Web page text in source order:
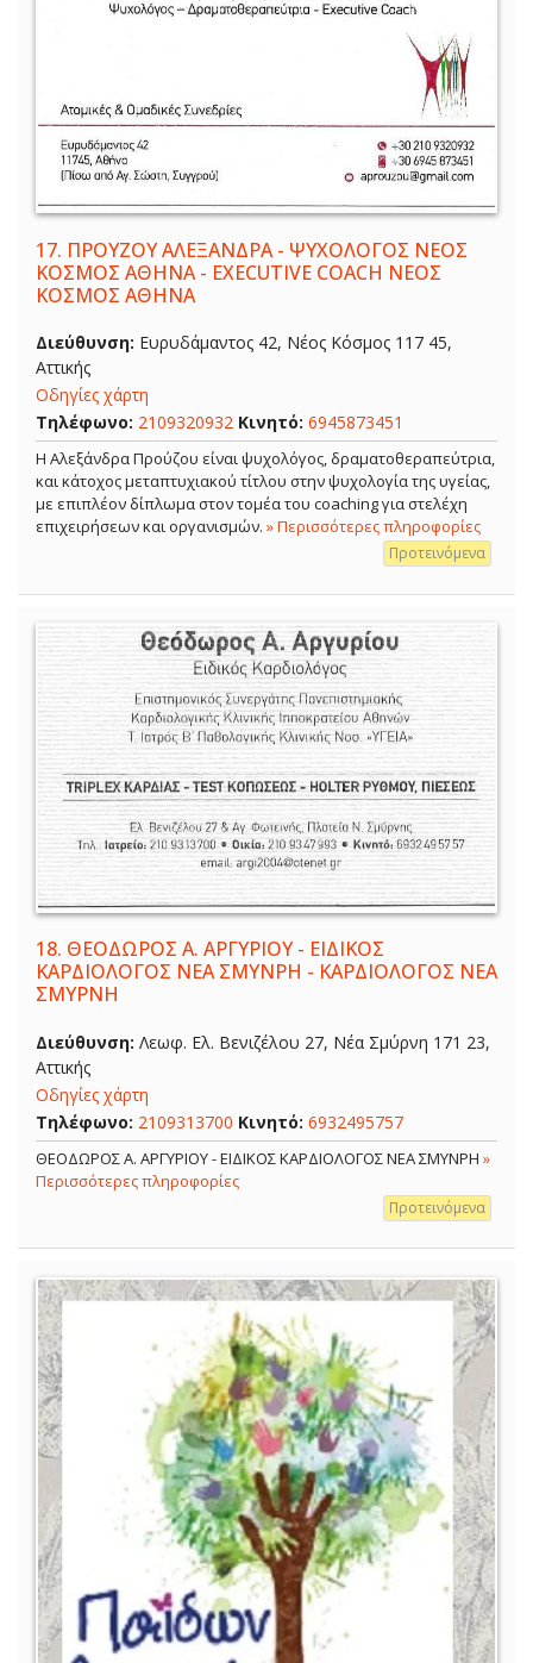
17. ΠΡΟΥΖΟΥ ΑΛΕΞΑΝΔΡΑ - ΨΥΧΟΛΟΓΟΣ ΝΕΟΣ
ΚΟΣΜΟΣ ΑΘΗΝΑ - EXECUTIVE COACH ΝΕΟΣ
ΚΟΣΜΟΣ ΑΘΗΝΑ
Διεύθυνση: Ευρυδάμαντος 42, Νέος Κόσμος 117 45,
Αττικής
Οδηγίες χάρτη
Τηλέφωνο: 2109320932 Κινητό: 6945873451
Η Αλεξάνδρα Προύζου είναι ψυχολόγος, δραματοθεραπεύτρια,
και κάτοχος μεταπτυχιακού τίτλου στην ψυχολογία της υγείας,
με επιπλέον δίπλωμα στον τομέα του coaching για στελέχη
επιχειρήσεων και οργανισμών. » Περισσότερες πληροφορίες
Προτεινόμενα
18. ΘΕΟΔΩΡΟΣ Α. ΑΡΓΥΡΙΟΥ - ΕΙΔΙΚΟΣ
ΚΑΡΔΙΟΛΟΓΟΣ ΝΕΑ ΣΜΥΝΡΗ - ΚΑΡΔΙΟΛΟΓΟΣ ΝΕΑ
ΣΜΥΡΝΗ
Διεύθυνση: Λεωφ. Ελ. Βενιζέλου 27, Νέα Σμύρνη 171 23,
Αττικής
Οδηγίες χάρτη
Τηλέφωνο: 2109313700 Κινητό: 6932495757
ΘΕΟΔΩΡΟΣ Α. ΑΡΓΥΡΙΟΥ - ΕΙΔΙΚΟΣ ΚΑΡΔΙΟΛΟΓΟΣ ΝΕΑ ΣΜΥΝΡΗ »
Περισσότερες πληροφορίες
Προτεινόμενα